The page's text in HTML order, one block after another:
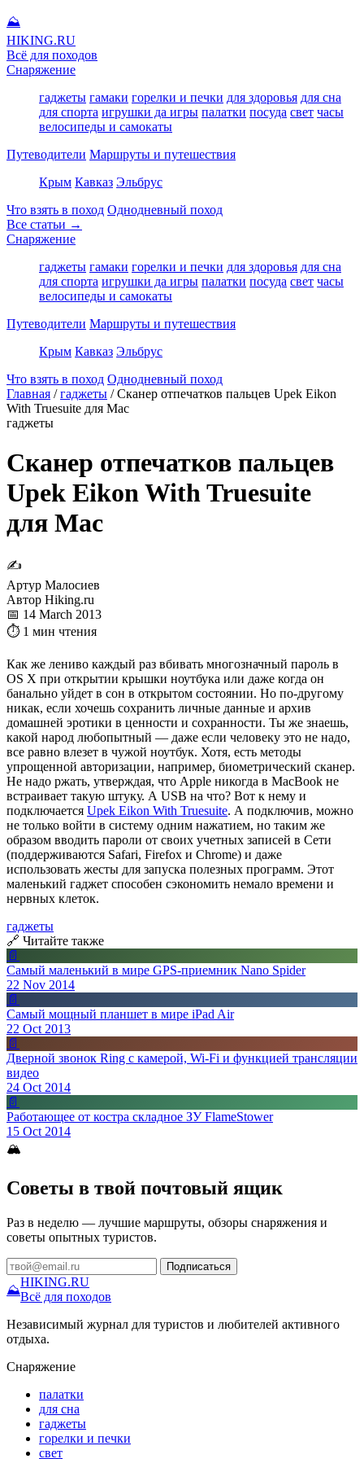
⛰
HIKING.RU
Всё для походов
Снаряжение
гаджеты гамаки горелки и печки для здоровья для сна
для спорта игрушки да игры палатки посуда свет часы
велосипеды и самокаты
Путеводители Маршруты и путешествия
Крым Кавказ Эльбрус
Что взять в поход Однодневный поход
Все статьи →
Снаряжение
гаджеты гамаки горелки и печки для здоровья для сна
для спорта игрушки да игры палатки посуда свет часы
велосипеды и самокаты
Путеводители Маршруты и путешествия
Крым Кавказ Эльбрус
Что взять в поход Однодневный поход
Главная / гаджеты / Сканер отпечатков пальцев Upek Eikon
With Truesuite для Mac
гаджеты
Сканер отпечатков пальцев
Upek Eikon With Truesuite
для Mac
✍
Артур Малосиев
Автор Hiking.ru
📅 14 March 2013
⏱ 1 мин чтения
Как же лениво каждый раз вбивать многозначный пароль в
OS X при открытии крышки ноутбука или даже когда он
банально уйдет в сон в открытом состоянии. Но по-другому
никак, если хочешь сохранить личные данные и архив
домашней эротики в ценности и сохранности. Ты же знаешь,
какой народ любопытный — даже если человеку это не надо,
все равно влезет в чужой ноутбук. Хотя, есть методы
упрощенной авторизации, например, биометрический сканер.
Не надо ржать, утверждая, что Apple никогда в MacBook не
встраивает такую штуку. А USB на что? Вот к нему и
подключается Upek Eikon With Truesuite. А подключив, можно
не только войти в систему одним нажатием, но таким же
образом вводить пароли от своих учетных записей в Сети
(поддерживаются Safari, Firefox и Chrome) и даже
использовать жесты для запуска полезных программ. Этот
маленький гаджет способен сэкономить немало времени и
нервных клеток.
гаджеты
🔗 Читайте также
📄
Самый маленький в мире GPS-приемник Nano Spider
22 Nov 2014
📄
Самый мощный планшет в мире iPad Air
22 Oct 2013
📄
Дверной звонок Ring с камерой, Wi-Fi и функцией трансляции
видео
24 Oct 2014
📄
Работающее от костра складное ЗУ FlameStower
15 Oct 2014
🏔
Советы в твой почтовый ящик
Раз в неделю — лучшие маршруты, обзоры снаряжения и
советы опытных туристов.
Подписаться
⛰
HIKING.RU
Всё для походов
Независимый журнал для туристов и любителей активного
отдыха.
Снаряжение
палатки
для сна
гаджеты
горелки и печки
свет